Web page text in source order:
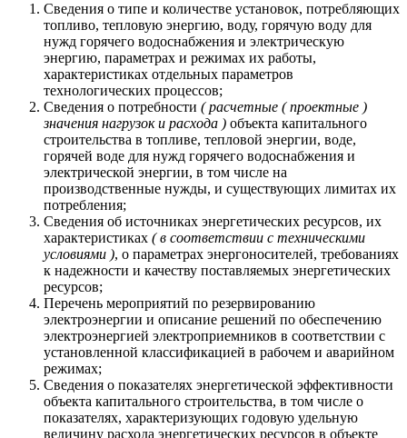
Сведения о типе и количестве установок, потребляющих
топливо, тепловую энергию, воду, горячую воду для
нужд горячего водоснабжения и электрическую
энергию, параметрах и режимах их работы,
характеристиках отдельных параметров
технологических процессов;
Сведения о потребности ( расчетные ( проектные )
значения нагрузок и расхода ) объекта капитального
строительства в топливе, тепловой энергии, воде,
горячей воде для нужд горячего водоснабжения и
электрической энергии, в том числе на
производственные нужды, и существующих лимитах их
потребления;
Сведения об источниках энергетических ресурсов, их
характеристиках ( в соответствии с техническими
условиями ), о параметрах энергоносителей, требованиях
к надежности и качеству поставляемых энергетических
ресурсов;
Перечень мероприятий по резервированию
электроэнергии и описание решений по обеспечению
электроэнергией электроприемников в соответствии с
установленной классификацией в рабочем и аварийном
режимах;
Сведения о показателях энергетической эффективности
объекта капитального строительства, в том числе о
показателях, характеризующих годовую удельную
величину расхода энергетических ресурсов в объекте